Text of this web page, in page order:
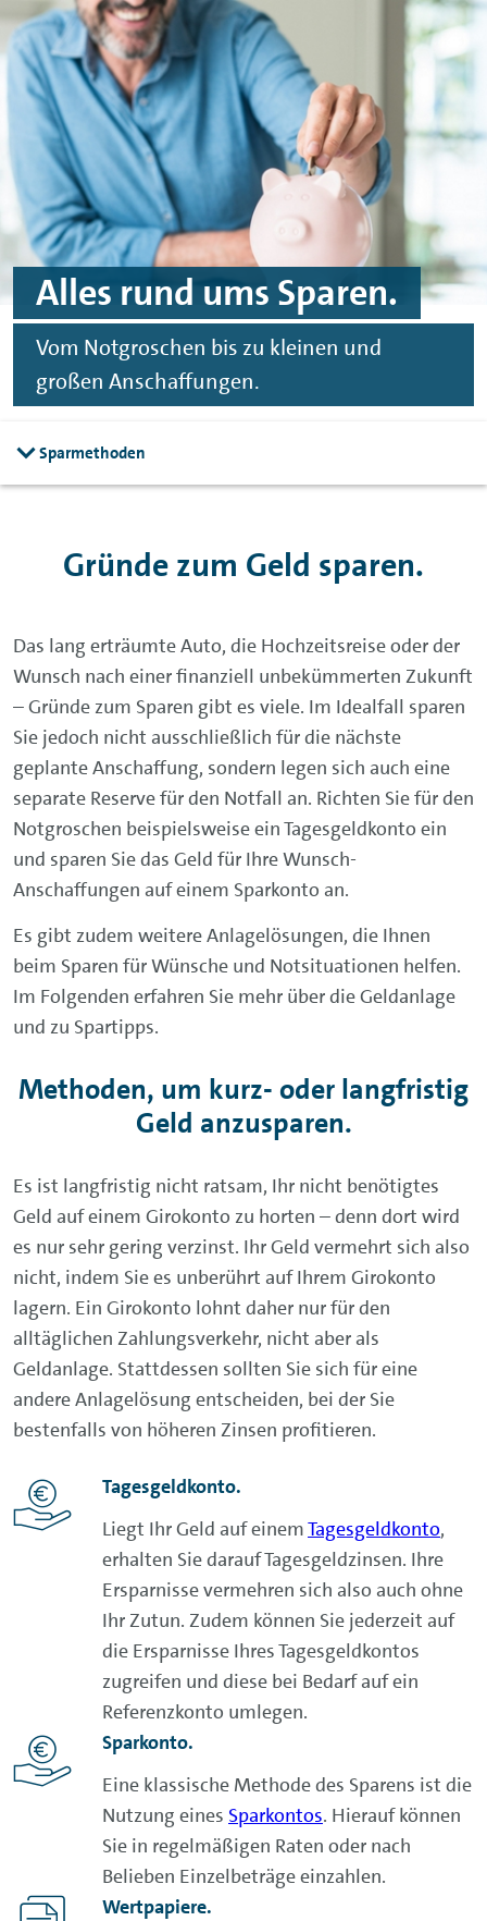
Spinge zu Hauptinhalten
Springe zu Footer
Alles rund ums Sparen.
Vom Notgroschen bis zu kleinen und
großen Anschaffungen.
Sparmethoden
Gründe zum Geld sparen.
Das lang erträumte Auto, die Hochzeitsreise oder der
Wunsch nach einer finanziell unbekümmerten Zukunft
– Gründe zum Sparen gibt es viele. Im Idealfall sparen
Sie jedoch nicht ausschließlich für die nächste
geplante Anschaffung, sondern legen sich auch eine
separate Reserve für den Notfall an. Richten Sie für den
Notgroschen beispielsweise ein Tagesgeldkonto ein
und sparen Sie das Geld für Ihre Wunsch-
Anschaffungen auf einem Sparkonto an.
Es gibt zudem weitere Anlagelösungen, die Ihnen
beim Sparen für Wünsche und Notsituationen helfen.
Im Folgenden erfahren Sie mehr über die Geldanlage
und zu Spartipps.
Methoden, um kurz- oder langfristig
Geld anzusparen.
Es ist langfristig nicht ratsam, Ihr nicht benötigtes
Geld auf einem Girokonto zu horten – denn dort wird
es nur sehr gering verzinst. Ihr Geld vermehrt sich also
nicht, indem Sie es unberührt auf Ihrem Girokonto
lagern. Ein Girokonto lohnt daher nur für den
alltäglichen Zahlungsverkehr, nicht aber als
Geldanlage. Stattdessen sollten Sie sich für eine
andere Anlagelösung entscheiden, bei der Sie
bestenfalls von höheren Zinsen profitieren.
Tagesgeldkonto.
Liegt Ihr Geld auf einemTagesgeldkonto,
erhalten Sie darauf Tagesgeldzinsen. Ihre
Ersparnisse vermehren sich also auch ohne
Ihr Zutun. Zudem können Sie jederzeit auf
die Ersparnisse Ihres Tagesgeldkontos
zugreifen und diese bei Bedarf auf ein
Referenzkonto umlegen.
Sparkonto.
Eine klassische Methode des Sparens ist die
Nutzung eines Sparkontos. Hierauf können
Sie in regelmäßigen Raten oder nach
Belieben Einzelbeträge einzahlen.
Wertpapiere.